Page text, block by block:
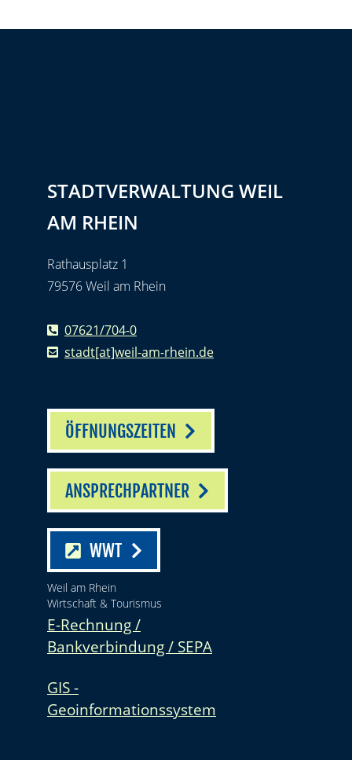
STADTVERWALTUNG WEIL
AM RHEIN
Rathausplatz 1
79576 Weil am Rhein
07621/704-0
stadt[at]weil-am-rhein.de
ÖFFNUNGSZEITEN
ANSPRECHPARTNER
WWT
Weil am Rhein
Wirtschaft & Tourismus
E-Rechnung /
Bankverbindung / SEPA
GIS -
Geoinformationssystem